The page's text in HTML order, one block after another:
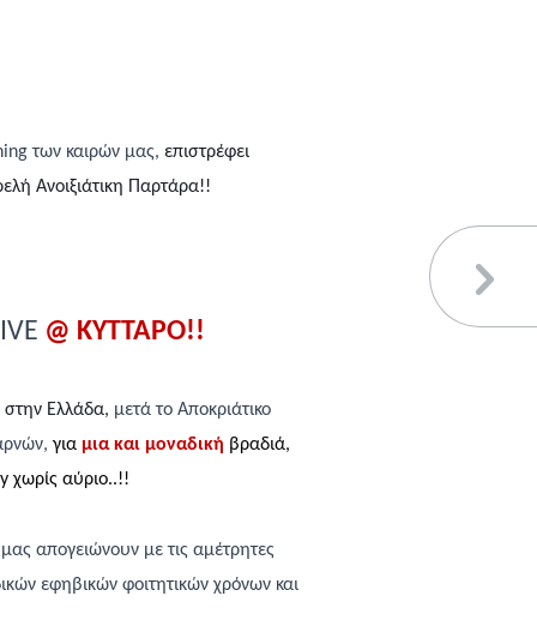
των καιρών μας, επιστρέφει
Ανοιξιάτικη Παρτάρα!!
@ ΚΥΤΤΑΡΟ!!
Ελλάδα, μετά το Αποκριάτικο
για μιακαι μοναδική βραδιά,
χωρίς αύριο..!!
απογειώνουν με τις αμέτρητες
εφηβικών φοιτητικών χρόνων και